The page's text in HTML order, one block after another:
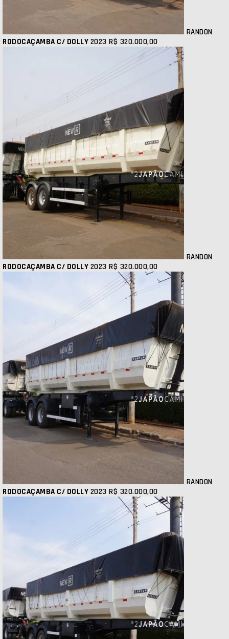
RANDON
RODOCAÇAMBA C/ DOLLY 2023 R$ 320.000,00
RANDON
RODOCAÇAMBA C/ DOLLY 2023 R$ 320.000,00
RANDON
RODOCAÇAMBA C/ DOLLY 2023 R$ 320.000,00